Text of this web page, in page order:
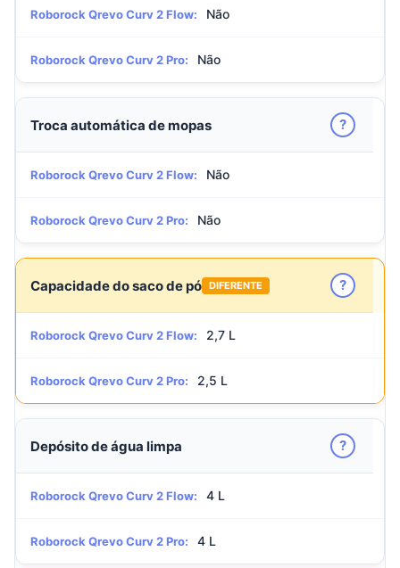
Roborock Qrevo Curv 2 Flow: Não
Roborock Qrevo Curv 2 Pro: Não
Troca automática de mopas ?
Roborock Qrevo Curv 2 Flow: Não
Roborock Qrevo Curv 2 Pro: Não
Capacidade do saco de pó DIFERENTE ?
Roborock Qrevo Curv 2 Flow: 2,7 L
Roborock Qrevo Curv 2 Pro: 2,5 L
Depósito de água limpa ?
Roborock Qrevo Curv 2 Flow: 4 L
Roborock Qrevo Curv 2 Pro: 4 L